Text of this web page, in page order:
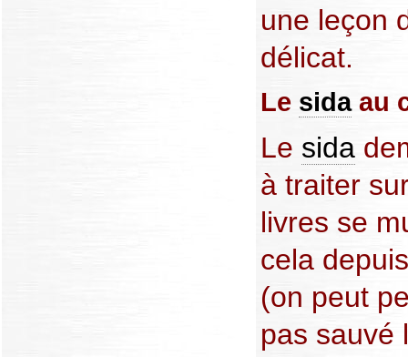
une leçon
délicat.
Le sidaau
Le sida
à traiter
livres se
cela
(on peut
pas sauvé